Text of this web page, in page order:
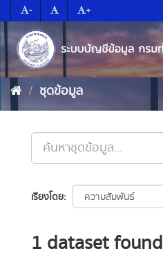
to
content
- +
ชุดข้อมูล
เรียงโดย
1 dataset found